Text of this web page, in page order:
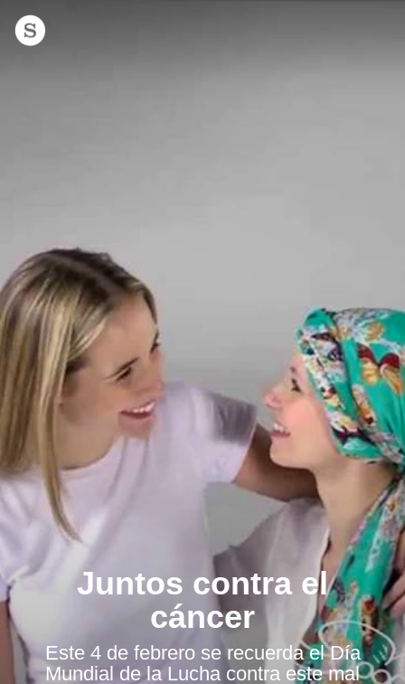
Juntos contra el
cáncer
Este 4 de febrero se recuerda el Día
Mundial de la Lucha contra este mal